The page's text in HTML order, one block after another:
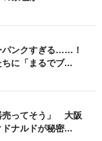
パンクすぎる……！
に「まるでブ...
売ってそう」 大阪
ナルドが秘密...